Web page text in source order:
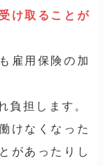
け取ることが
雇用保険の加
負担します。
けなくなった
があったりし